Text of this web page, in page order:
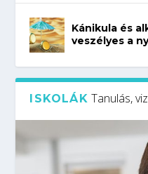
Kánikula és
veszélyes a
ISKOLÁK Tanulás,